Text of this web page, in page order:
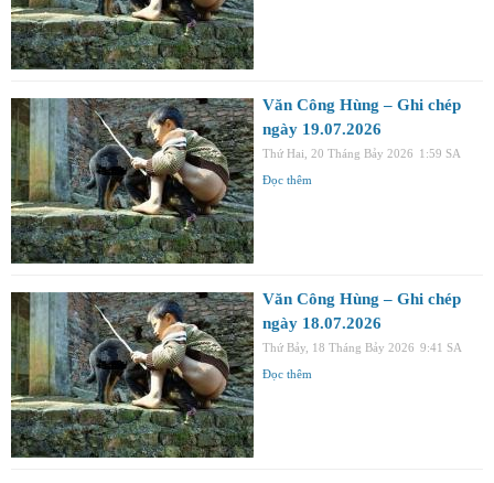
Văn Công Hùng – Ghi chép
ngày 19.07.2026
Thứ Hai, 20 Tháng Bảy 2026 1:59 SA
Đọc thêm
Văn Công Hùng – Ghi chép
ngày 18.07.2026
Thứ Bảy, 18 Tháng Bảy 2026 9:41 SA
Đọc thêm